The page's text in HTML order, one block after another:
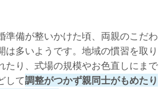
準備が整いかけた頃、両親のこだわ
は多いようです。地域の慣習を取り
たり、式場の規模やお色直しにまで
して調整がつかず親同士がもめたり